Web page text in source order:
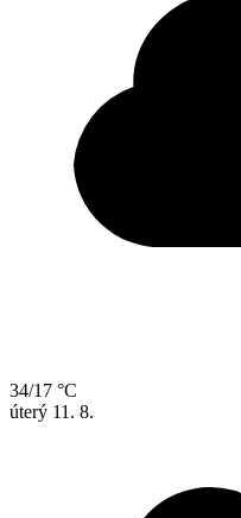
34/17 °C
úterý 11. 8.